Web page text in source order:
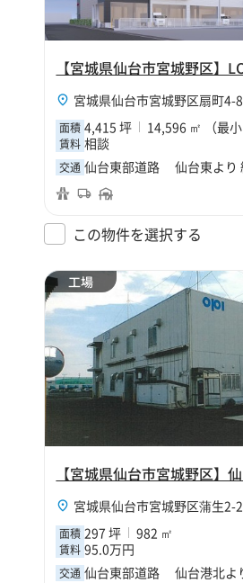
宮城県仙台市宮城野区扇町4-
面積 4,415 坪 14,596 ㎡ （最小
賃料 相談
交通 仙台東部道路 仙台東より
この物件を選択する
工場
宮城県仙台市宮城野区蒲生2-
面積 297 坪 982 ㎡
賃料 95.0万円
交通 仙台東部道路 仙台港北よ